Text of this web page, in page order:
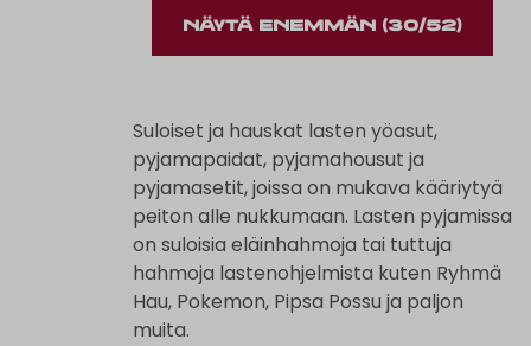
NÄYTÄ ENEMMÄN (30/52)
Suloiset ja hauskat lasten yöasut,
pyjamapaidat, pyjamahousut ja
pyjamasetit, joissa on mukava kääriytyä
peiton alle nukkumaan. Lasten pyjamissa
on suloisia eläinhahmoja tai tuttuja
hahmoja lastenohjelmista kuten Ryhmä
Hau, Pokemon, Pipsa Possu ja paljon
muita.